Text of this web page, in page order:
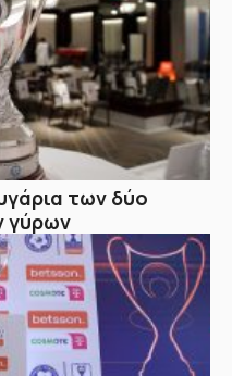
των δύο
γύρων